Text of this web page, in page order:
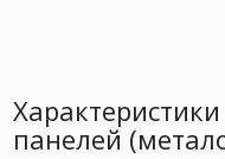
панелей